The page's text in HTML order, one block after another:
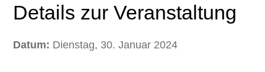
Details zur Veranstaltung
Datum: Dienstag, 30. Januar 2024